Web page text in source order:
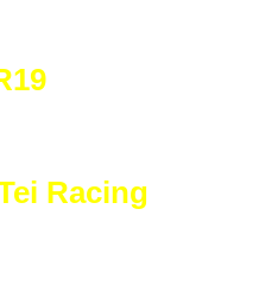
Racing